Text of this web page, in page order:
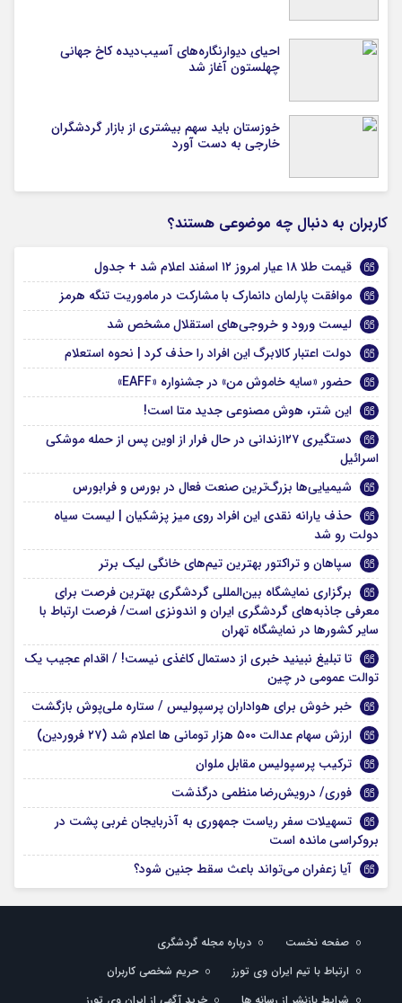
احیای دیوارنگاره‌های آسیب‌دیده کاخ جهانی
چهلستون آغاز شد
خوزستان باید سهم بیشتری از بازار گردشگران
خارجی به دست آورد
کاربران به دنبال چه موضوعی هستند؟
قیمت طلا ۱۸ عیار امروز ۱۲ اسفند اعلام شد + جدول
موافقت پارلمان دانمارک با مشارکت در ماموریت تنگه هرمز
لیست ورود و خروجی‌های استقلال مشخص شد
دولت اعتبار کالابرگ این افراد را حذف کرد | نحوه استعلام
حضور «سایه خاموش من» در جشنواره «EAFF»
این شتر، هوش مصنوعی جدید متا است!
دستگیری ۱۲۷زندانی در حال فرار از اوین پس از حمله موشکی
اسرائیل
شیمیایی‌ها بزرگ‌ترین صنعت فعال در بورس و فرابورس
حذف یارانه نقدی این افراد روی میز پزشکیان | لیست سیاه
دولت رو شد
سپاهان و تراکتور بهترین تیم‌های خانگی لیک برتر
برگزاری نمایشگاه بین‌المللی گردشگری بهترین فرصت برای
معرفی جاذبه‌های گردشگری ایران و اندونزی است/ فرصت ارتباط با
سایر کشورها در نمایشگاه تهران
تا تبلیغ نبینید خبری از دستمال کاغذی نیست! / اقدام عجیب یک
توالت‌ عمومی در چین
خبر خوش برای هواداران پرسپولیس / ستاره ملی‌پوش بازگشت
ارزش سهام عدالت ۵۰۰ هزار تومانی ها اعلام شد (۲۷ فروردین)
ترکیب پرسپولیس مقابل ملوان
فوری/ درویش‌رضا منظمی درگذشت
تسهیلات سفر ریاست‌ جمهوری به آذربایجان غربی پشت در
بروکراسی مانده است
آیا زعفران می‌تواند باعث سقط جنین شود؟
صفحه نخست
درباره مجله گردشگری
ارتباط با تیم ایران وی تورز
حریم شخصی کاربران
شرایط بازنشر از رسانه ها
خرید آگهی از ایران وی تورز